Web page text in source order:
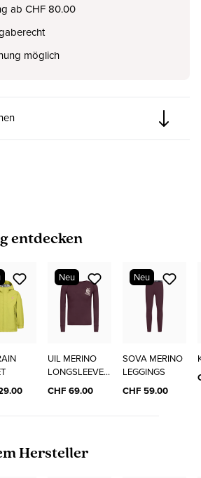
ab CHF 80.00
möglich
entdecken
Neu
UIL MERINO
LONGSLEEVE
"ELO"
CHF 69.00
Neu
SOVA MERINO
LEGGINGS
CHF 59.00
Hersteller